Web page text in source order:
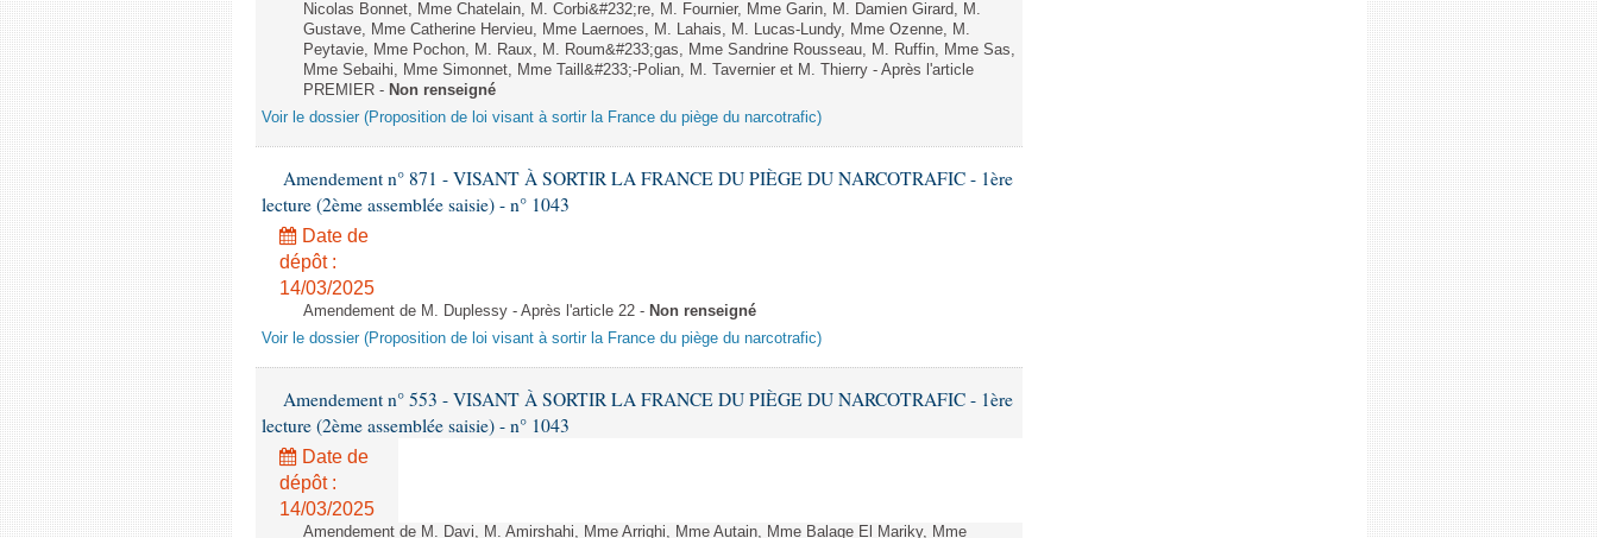
Nicolas Bonnet, Mme Chatelain, M. Corbi&#232;re, M. Fournier, Mme Garin, M. Damien Girard, M.
Gustave, Mme Catherine Hervieu, Mme Laernoes, M. Lahais, M. Lucas-Lundy, Mme Ozenne, M.
Peytavie, Mme Pochon, M. Raux, M. Roum&#233;gas, Mme Sandrine Rousseau, M. Ruffin, Mme Sas,
Mme Sebaihi, Mme Simonnet, Mme Taill&#233;-Polian, M. Tavernier et M. Thierry - Après l'article
PREMIER - Non renseigné
Voir le dossier (Proposition de loi visant à sortir la France du piège du narcotrafic)
Amendement n° 871 - VISANT À SORTIR LA FRANCE DU PIÈGE DU NARCOTRAFIC - 1ère
lecture (2ème assemblée saisie) - n° 1043
Date de
dépôt :
14/03/2025
Amendement de M. Duplessy - Après l'article 22 - Non renseigné
Voir le dossier (Proposition de loi visant à sortir la France du piège du narcotrafic)
Amendement n° 553 - VISANT À SORTIR LA FRANCE DU PIÈGE DU NARCOTRAFIC - 1ère
lecture (2ème assemblée saisie) - n° 1043
Date de
dépôt :
14/03/2025
Amendement de M. Davi, M. Amirshahi, Mme Arrighi, Mme Autain, Mme Balage El Mariky, Mme